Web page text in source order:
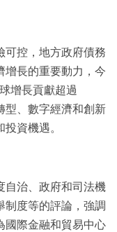
可控，地方政府債務
增長的重要動力，今
增長貢獻超過
型、數字經濟和創新
資機遇。
自治、政府和司法機
制度等的評論，強調
國際金融和貿易中心